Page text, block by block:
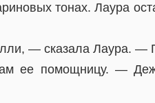
тонах. Лаура
— сказала Лаура. —
ее помощницу. —